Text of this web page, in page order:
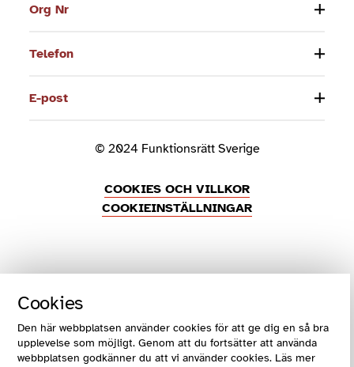
Cookies
Den här webbplatsen använder cookies för att ge dig en så bra
upplevelse som möjligt. Genom att du fortsätter att använda
webbplatsen godkänner du att vi använder cookies. Läs mer
Org Nr
Telefon
E-post
© 2024 Funktionsrätt Sverige
COOKIES OCH VILLKOR
COOKIEINSTÄLLNINGAR